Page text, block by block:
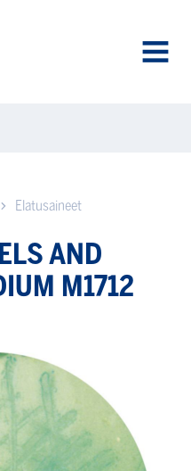
Elatusaineet
AND
M1712